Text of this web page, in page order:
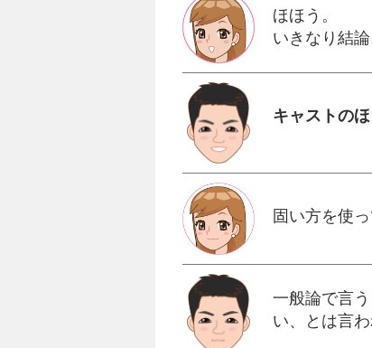
ほほう。
いきなり結
キャストの
固い方を使っ
一般論で言
い、とは言